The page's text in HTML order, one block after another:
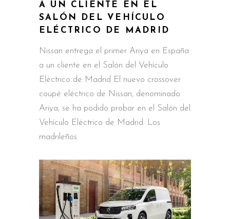
A UN CLIENTE EN EL
SALÓN DEL VEHÍCULO
ELÉCTRICO DE MADRID
Nissan entrega el primer Ariya en España
a un cliente en el Salón del Vehículo
Eléctrico de Madrid El nuevo crossover
coupé eléctrico de Nissan, denominado
Ariya, se ha podido probar en el Salón del
Vehículo Eléctrico de Madrid. Los
madrileños